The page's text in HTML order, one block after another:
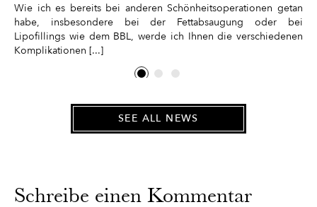
Wie ich es bereits bei anderen Schönheitsoperationen getan
habe, insbesondere bei der Fettabsaugung oder bei
Lipofillings wie dem BBL, werde ich Ihnen die verschiedenen
Komplikationen [...]
SEE ALL NEWS
Schreibe einen Kommentar